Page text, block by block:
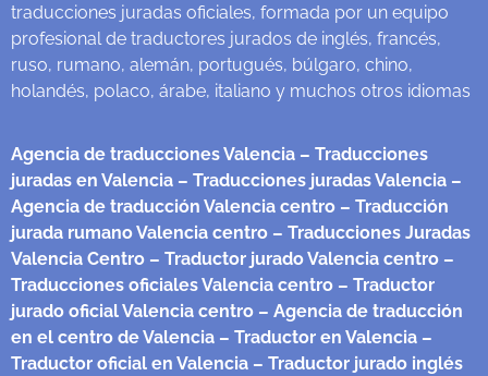
traducciones juradas oficiales, formada por un equipo
profesional de traductores jurados de inglés, francés,
ruso, rumano, alemán, portugués, búlgaro, chino,
holandés, polaco, árabe, italiano y muchos otros idiomas
Agencia de traducciones Valencia – Traducciones
juradas en Valencia – Traducciones juradas Valencia –
Agencia de traducción Valencia centro – Traducción
jurada rumano Valencia centro – Traducciones Juradas
Valencia Centro – Traductor jurado Valencia centro –
Traducciones oficiales Valencia centro – Traductor
jurado oficial Valencia centro – Agencia de traducción
en el centro de Valencia – Traductor en Valencia –
Traductor oficial en Valencia – Traductor jurado inglés